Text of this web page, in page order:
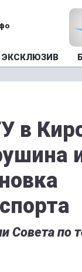
ЭКСКЛЮЗИВ
в
Совета по